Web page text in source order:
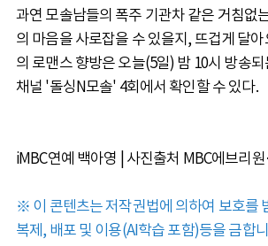
과연 모솔남들의 폭주 기관차 같은 거침없
의 마음을 사로잡을 수 있을지, 뜨겁게 달
의 로맨스 향방은 오늘(5일) 밤 10시 방송되
채널 '돌싱N모솔' 4회에서 확인할 수 있다.
iMBC연예 백아영 | 사진출처 MBC에브리원
※ 이 콘텐츠는 저작권법에 의하여 보호를
복제, 배포 및 이용(AI학습 포함)등을 금합